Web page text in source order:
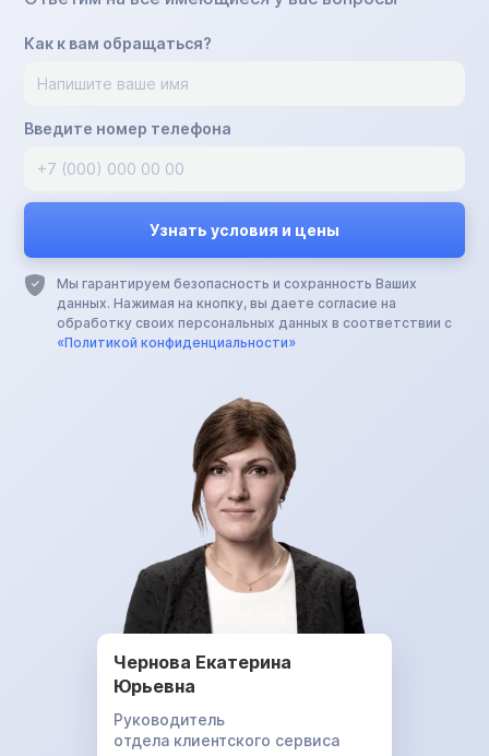
Как к вам обращаться?
Введите номер телефона
Мы гарантируем безопасность и сохранность Ваших
данных. Нажимая на кнопку, вы даете согласие на
обработку своих персональных данных в соответствии с
«Политикой конфиденциальности»
Чернова Екатерина
Юрьевна
Руководитель
отдела клиентского сервиса